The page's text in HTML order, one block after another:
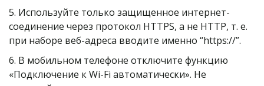
5. Используйте только защищенное интернет-
соединение через протокол HTTPS, а не HTTP, т. е.
при наборе веб-адреса вводите именно “https://”.
6. В мобильном телефоне отключите функцию
«Подключение к Wi-Fi автоматически». Не